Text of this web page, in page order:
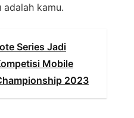
kamu.
Series Jadi
Mobile
2023